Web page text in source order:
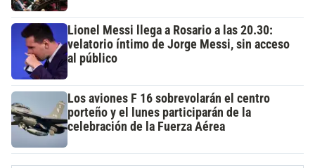
Lionel Messi llega a Rosario a las 20.30:
velatorio íntimo de Jorge Messi, sin acceso
al público
Los aviones F 16 sobrevolarán el centro
porteño y el lunes participarán de la
celebración de la Fuerza Aérea